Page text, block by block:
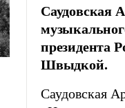
Саудовская
президента
Швыдкой.
Саудовская